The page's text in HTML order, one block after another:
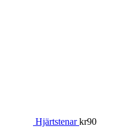
Hjärtstenar kr90